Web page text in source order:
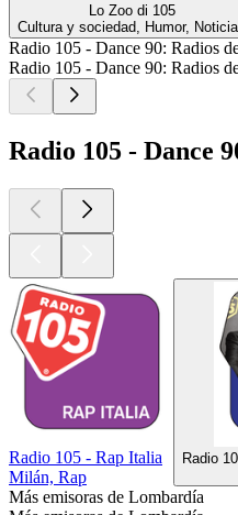
Lo Zoo di 105
Cultura y sociedad, Humor,
Radio 105 - Dance 90: Radios
Radio 105 - Dance 90: Radios
Radio 105 - Dance
Radio 105 - Rap Italia
Milán, Rap
Radio
Más emisoras de Lombardía